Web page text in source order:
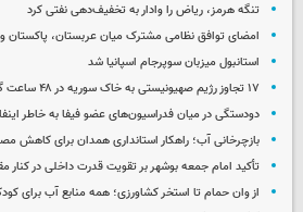
تنگه هرمز، ریاض را وادار به تخفیف‌دهی نفتی کرد
امضای توافق نظامی مشترک میان عربستان، پاکستان و
استانبول میزبان سوپرجام اسپانیا شد
۱۷ تجاوز رژیم صهیونیستی به خاک سوریه در ۴۸ ساعت گذشته
دودستگی در میان فدراسیون‌های عضو فیفا به خاطر
بازچرخانی آب؛ راهکار استانداری همدان برای کاهش
تأکید امام جمعه بوشهر بر تقویت قدرت داخلی در کنار
از وان حمام تا استخر کشاورزی؛ همه منابع آب برای